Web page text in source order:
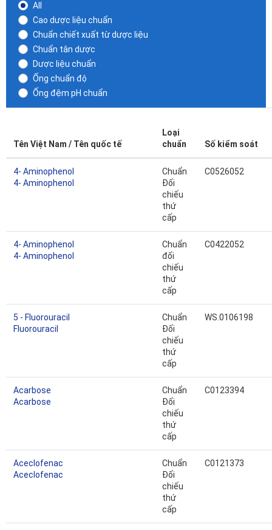
All
Cao dược liệu chuẩn
Chuẩn chiết xuất từ dược liệu
Chuẩn tân dược
Dược liệu chuẩn
Ống chuẩn độ
Ống đệm pH chuẩn
Tên Việt Nam / Tên quốc tế
Loại
chuẩn
Số kiểm soát
4- Aminophenol
4- Aminophenol
Chuẩn
Đối
chiếu
thứ
cấp
C0526052
4- Aminophenol
4- Aminophenol
Chuẩn
đối
chiếu
thứ
cấp
C0422052
5 - Fluorouracil
Fluorouracil
Chuẩn
Đối
chiếu
thứ
cấp
WS.0106198
Acarbose
Acarbose
Chuẩn
Đối
chiếu
thứ
cấp
C0123394
Aceclofenac
Aceclofenac
Chuẩn
Đối
chiếu
thứ
cấp
C0121373